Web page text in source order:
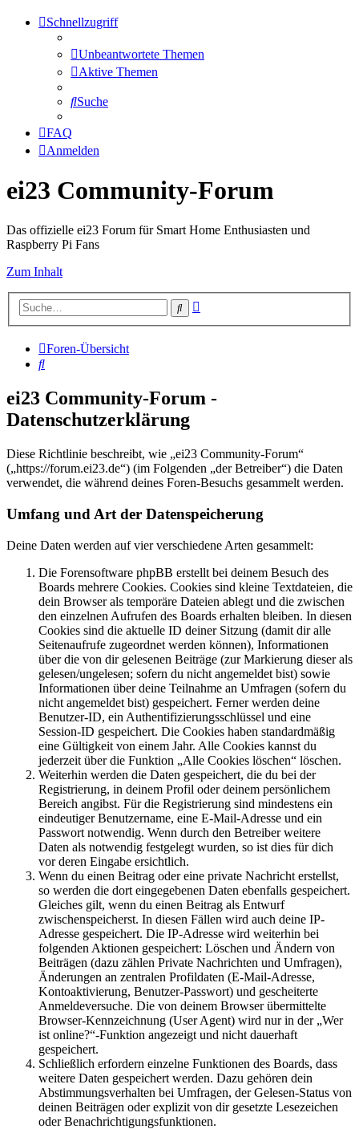
Schnellzugriff
Unbeantwortete Themen
Aktive Themen
Suche
FAQ
Anmelden
ei23 Community-Forum
Das offizielle ei23 Forum für Smart Home Enthusiasten und
Raspberry Pi Fans
Zum Inhalt
Suche
Foren-Übersicht
Suche
ei23 Community-Forum -
Datenschutzerklärung
Diese Richtlinie beschreibt, wie „ei23 Community-Forum“
(„https://forum.ei23.de“) (im Folgenden „der Betreiber“) die Daten
verwendet, die während deines Foren-Besuchs gesammelt werden.
Umfang und Art der Datenspeicherung
Deine Daten werden auf vier verschiedene Arten gesammelt:
Die Forensoftware phpBB erstellt bei deinem Besuch des
Boards mehrere Cookies. Cookies sind kleine Textdateien, die
dein Browser als temporäre Dateien ablegt und die zwischen
den einzelnen Aufrufen des Boards erhalten bleiben. In diesen
Cookies sind die aktuelle ID deiner Sitzung (damit dir alle
Seitenaufrufe zugeordnet werden können), Informationen
über die von dir gelesenen Beiträge (zur Markierung dieser als
gelesen/ungelesen; sofern du nicht angemeldet bist) sowie
Informationen über deine Teilnahme an Umfragen (sofern du
nicht angemeldet bist) gespeichert. Ferner werden deine
Benutzer-ID, ein Authentifizierungsschlüssel und eine
Session-ID gespeichert. Die Cookies haben standardmäßig
eine Gültigkeit von einem Jahr. Alle Cookies kannst du
jederzeit über die Funktion „Alle Cookies löschen“ löschen.
Weiterhin werden die Daten gespeichert, die du bei der
Registrierung, in deinem Profil oder deinem persönlichem
Bereich angibst. Für die Registrierung sind mindestens ein
eindeutiger Benutzername, eine E-Mail-Adresse und ein
Passwort notwendig. Wenn durch den Betreiber weitere
Daten als notwendig festgelegt wurden, so ist dies für dich
vor deren Eingabe ersichtlich.
Wenn du einen Beitrag oder eine private Nachricht erstellst,
so werden die dort eingegebenen Daten ebenfalls gespeichert.
Gleiches gilt, wenn du einen Beitrag als Entwurf
zwischenspeicherst. In diesen Fällen wird auch deine IP-
Adresse gespeichert. Die IP-Adresse wird weiterhin bei
folgenden Aktionen gespeichert: Löschen und Ändern von
Beiträgen (dazu zählen Private Nachrichten und Umfragen),
Änderungen an zentralen Profildaten (E-Mail-Adresse,
Kontoaktivierung, Benutzer-Passwort) und gescheiterte
Anmeldeversuche. Die von deinem Browser übermittelte
Browser-Kennzeichnung (User Agent) wird nur in der „Wer
ist online?“-Funktion angezeigt und nicht dauerhaft
gespeichert.
Schließlich erfordern einzelne Funktionen des Boards, dass
weitere Daten gespeichert werden. Dazu gehören dein
Abstimmungsverhalten bei Umfragen, der Gelesen-Status von
deinen Beiträgen oder explizit von dir gesetzte Lesezeichen
oder Benachrichtigungsfunktionen.